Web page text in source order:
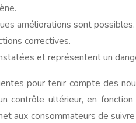
améliorations sont possibles.
correctives.
et représentent un
pour tenir compte des
ultérieur, en
consommateurs de